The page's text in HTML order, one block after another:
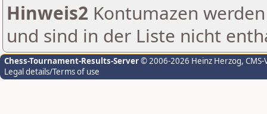
Hinweis2 Kontumazen
und sind in der Liste nicht
Chess-Tournament-Results-Server© 2006-2026 Heinz Herzog,
Legal details/Terms of use